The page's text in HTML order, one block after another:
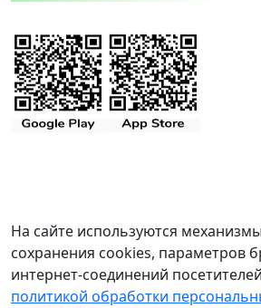
На сайте используются
сохранения cookies, параметров
интернет-соединений
политикой обработки